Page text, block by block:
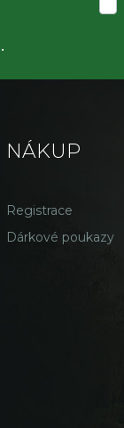
NÁKUP
Registrace
Dárkové poukazy